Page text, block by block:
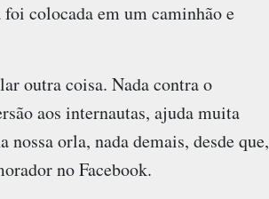
colocada em um caminhão e
outra coisa. Nada contra o
aos internautas, ajuda muita
orla, nada demais, desde que,
no Facebook.